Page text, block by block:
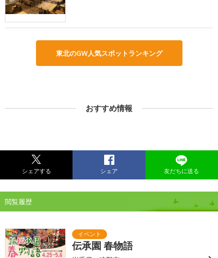
東北のGW人気スポットランキング
おすすめ情報
シェアする シェア 友だちに送る
閲覧履歴
伝承園 春物語